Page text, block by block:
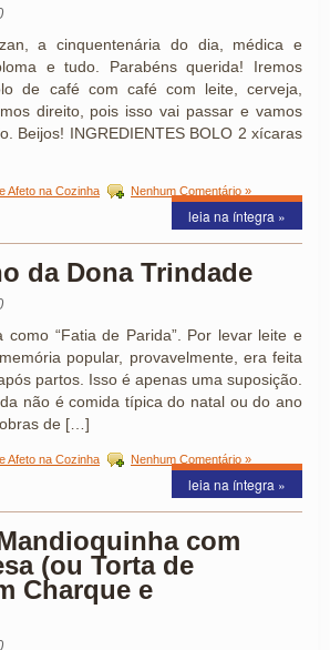
a cinquentenária do dia, médica e
e tudo. Parabéns querida! Iremos
de café com café com leite, cerveja,
direito, pois isso vai passar e vamos
Beijos! INGREDIENTES BOLO 2 xícaras
Afeto na Cozinha Nenhum Comentário »
leia na íntegra »
da Dona Trindade
“Fatia de Parida”. Por levar leite e
popular, provavelmente, era feita
partos. Isso é apenas uma suposição.
não é comida típica do natal ou do ano
de […]
Afeto na Cozinha Nenhum Comentário »
leia na íntegra »
com
(ou Torta de
Charque e